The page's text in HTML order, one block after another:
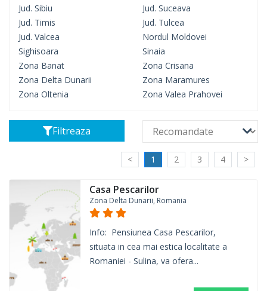
Jud. Sibiu
Jud. Suceava
Jud. Timis
Jud. Tulcea
Jud. Valcea
Nordul Moldovei
Sighisoara
Sinaia
Zona Banat
Zona Crisana
Zona Delta Dunarii
Zona Maramures
Zona Oltenia
Zona Valea Prahovei
Filtreaza
< 1 2 3 4 >
Casa Pescarilor
Zona Delta Dunarii, Romania
Info: Pensiunea Casa Pescarilor,
situata in cea mai estica localitate a
Romaniei - Sulina, va ofera...